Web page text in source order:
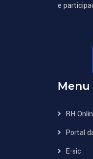
e
Menu
RH
Portal
E-sic